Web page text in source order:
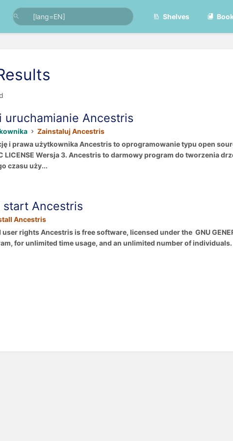
Shelves
uruchamianie Ancestris
Zainstaluj Ancestris
i prawa użytkownika Ancestris to oprogramowanie typu open
LICENSE Wersja 3. Ancestris to darmowy program do tworzenia
czasu uży...
start Ancestris
Ancestris
user rights Ancestris is free software, licensed under the GNU
for unlimited time usage, and an unlimited number of